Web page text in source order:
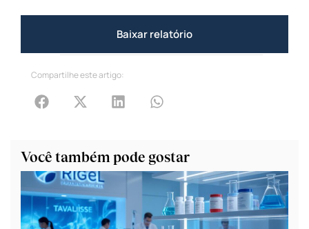
Baixar relatório
Compartilhe este artigo:
Você também pode gostar